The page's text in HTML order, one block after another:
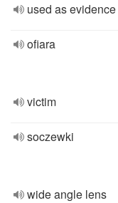
used as evidence
ofiara
victim
soczewki
wide angle lens